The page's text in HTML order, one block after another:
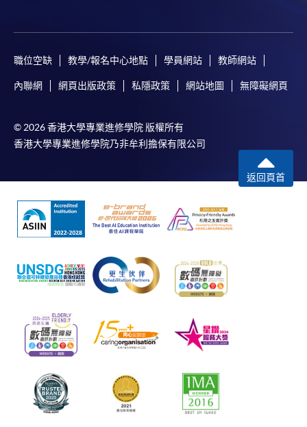
職位空缺 教學/報名中心地點 學員網站 教師網站
內聯網 網頁出版政策 私隱政策 網站地圖 無障礙網頁
© 2026 香港大學專業進修學院 版權所有
香港大學專業進修學院乃非牟利擔保有限公司
返回頁首